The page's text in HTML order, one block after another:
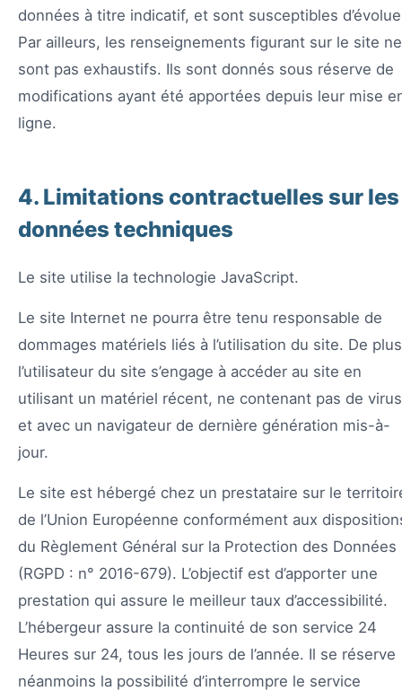
données à titre indicatif, et sont susceptibles
Par ailleurs, les renseignements figurant sur le site ne
sont pas exhaustifs. Ils sont donnés sous réserve de
modifications ayant été apportées depuis leur mise
ligne.
4. Limitations contractuelles sur les
données techniques
Le site utilise la technologie JavaScript.
Le site Internet ne pourra être tenu responsable de
dommages matériels liés à l’utilisation du site. De
l’utilisateur du site s’engage à accéder au site en
utilisant un matériel récent, ne contenant pas de virus
et avec un navigateur de dernière génération mis-à-
jour.
Le site est hébergé chez un prestataire sur le
de l’Union Européenne conformément aux
du Règlement Général sur la Protection des Données
(RGPD : n° 2016-679). L’objectif est d’apporter une
prestation qui assure le meilleur taux d’accessibilité.
L’hébergeur assure la continuité de son service 24
Heures sur 24, tous les jours de l’année. Il se réserve
néanmoins la possibilité d’interrompre le service